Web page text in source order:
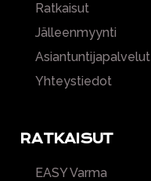
Ratkaisut
Jälleenmyynti
Asiantuntijapalvelut
Yhteystiedot
RATKAISUT
EASY Varma